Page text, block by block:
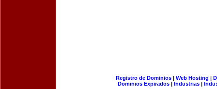
Registro de Dominios| Web Hosting |
Dominios Expirados | Industrias |